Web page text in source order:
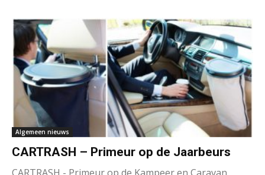
Algemeen nieuws
CARTRASH – Primeur op de Jaarbeurs